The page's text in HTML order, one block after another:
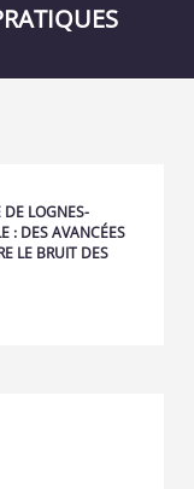
DE LOGNES-
: DES AVANCÉES
LE BRUIT DES